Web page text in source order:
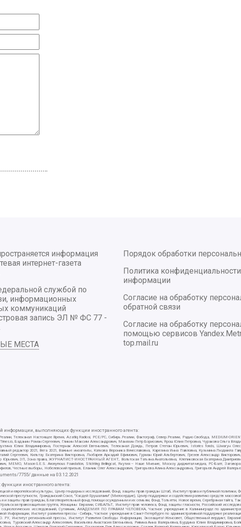
информация
интернет-газета
службой по
информационных
коммуникаций
запись ЭЛ № ФС 77 -
МЕСТА
Порядок обработки
Политика
информации
Согласие на обработку
обратной связи
Согласие на обработку
помощью сервисов
top.mail.ru
информации, выполняющих функции иностранного агента:
Телеканал Настоящее Время, Azatliq Radiosi, PCE/PC, Сибирь.Реалии, Фактограф, Север.Реалии, Радио Свобода, MEDIUM-
Баданин Роман Сергеевич, Гликин Максим Александрович, Маняхин Петр Борисович, Ярош Юлия Петровна, Чуракова Ольга
Юлия Владимировна, Постернак Алексей Евгеньевич, Телеканал Дождь, Петров Степан Юрьевич, Istories fonds, Шмагун
редактор 2021, Вега 2021, Важные иноагенты, Каткова Вероника Вячеславовна, Карезина Инна Павловна, Кузьмина
Сергеевич, Кильтау Екатерина Викторовна, Любарев Аркадий Ефимович, Гурман Юрий Альбертович, Грезев Александр
Юрьевич, ЗП, Зона права, ЖУРНАЛИСТ-ИНОСТРАННЫЙ АГЕНТ, Вольтская Татьяна Анатольевна, Клепиковская Екатерина
МЕМО, Mason G.E.S. Anonymous Foundation, Stichting Bellingcat, Якутия – Наше Мнение, Москоу диджитал медиа, РС-Балт,
Честные выборы, Нобелевский призыв, Еланчик Олег Александрович, Григорьева Алина Александровна, Григорьев Андрей
7755/данные на 03.12.2021
иностранного агента:
и европейской культуры, Центр гендерных исследований, Фонд защиты прав граждан Штаб, Институт права и публичной
преступности, Гражданский Союз, "Хасдей Ерушалаим" (Милосердие), Центр поддержки и содействия развитию средств
защиты прав граждан, Благотворительный фонд помощи осужденным и их семьям, Фонд Тольятти, Новое время, Серебряная тайга,
правозащитная группа, Женщины Евразии, СИБАЛЬТ, Институт прав человека, Фонд защиты гласности, Российский
социологических исследований, Сутяжник, АКАДЕМИЯ ПО ПРАВАМ ЧЕЛОВЕКА, Частное учреждение в Калининграде по
Информации, Институт развития прессы - Сибирь, Частное учреждение в Санкт-Петербурге по административной поддержке
Институт региональной прессы, Институт Развития Свободы Информации, Экозащита!-Женсовет, Общественный вердикт,
Туровский Александр Алексеевич, Васильева Анастасия Евгеньевна, Ривина Анна Валерьевна, Бурдина Юлия Владимировна,